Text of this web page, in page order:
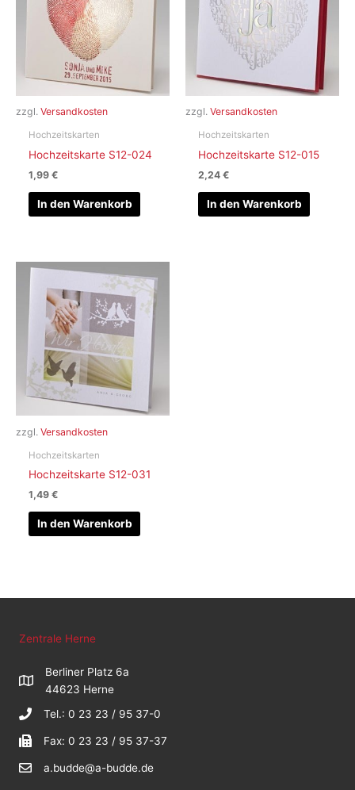
zzgl. Versandkosten
Hochzeitskarten
Hochzeitskarte S12-024
1,99€
In den Warenkorb
zzgl. Versandkosten
Hochzeitskarten
Hochzeitskarte S12-015
2,24€
In den Warenkorb
zzgl. Versandkosten
Hochzeitskarten
Hochzeitskarte S12-031
1,49€
In den Warenkorb
Zentrale Herne
Berliner Platz 6a
44623 Herne
Tel.: 0 23 23 / 95 37-0
Fax: 0 23 23 / 95 37-37
a.budde@a-budde.de